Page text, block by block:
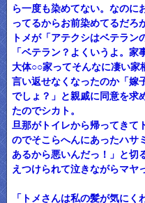
ら一度も染めてない。なのに
ってるからお前染めてるだろ
トメが「アテクシはベテラ
「ベテラン？よくいうよ。家
大体○○家ってそんなに凄い家
言い返せなくなったのか「嫁
でしょ？」と親戚に同意を求
たのでシカト。
旦那がトイレから帰ってきて
のでそこらへんにあったハ
あるから悪いんだっ！」と切
えつけられて泣きながらマヤ
「トメさんは私の髪が気に